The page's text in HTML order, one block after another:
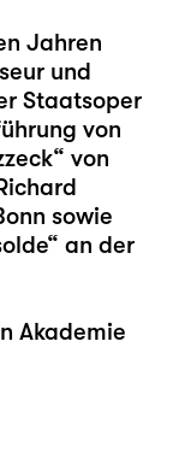
Jahren
und
Staatsoper
von
von
sowie
an der
Akademie